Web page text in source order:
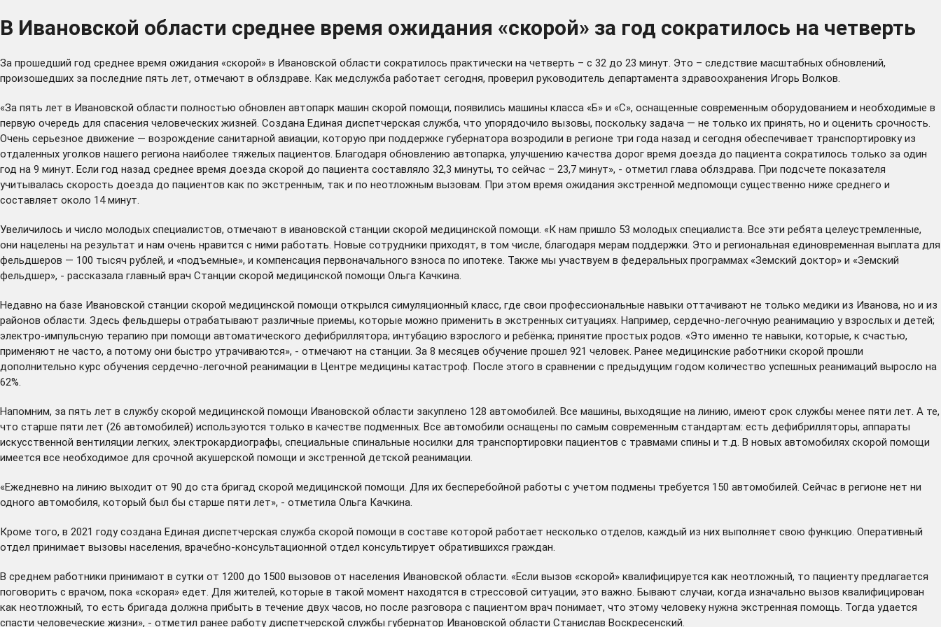
В Ивановской области среднее время ожидания «скорой» за год сократилось на четверть
За прошедший год среднее время ожидания «скорой» в Ивановской области сократилось практически на четверть – с 32 до 23 минут. Это – следствие масштабных обновлений,
произошедших за последние пять лет, отмечают в облздраве. Как медслужба работает сегодня, проверил руководитель департамента здравоохранения Игорь Волков.
«За пять лет в Ивановской области полностью обновлен автопарк машин скорой помощи, появились машины класса «Б» и «С», оснащенные современным оборудованием и необходимые в
первую очередь для спасения человеческих жизней. Создана Единая диспетчерская служба, что упорядочило вызовы, поскольку задача — не только их принять, но и оценить срочность.
Очень серьезное движение — возрождение санитарной авиации, которую при поддержке губернатора возродили в регионе три года назад и сегодня обеспечивает транспортировку из
отдаленных уголков нашего региона наиболее тяжелых пациентов. Благодаря обновлению автопарка, улучшению качества дорог время доезда до пациента сократилось только за один
год на 9 минут. Если год назад среднее время доезда скорой до пациента составляло 32,3 минуты, то сейчас – 23,7 минут», - отметил глава облздрава. При подсчете показателя
учитывалась скорость доезда до пациентов как по экстренным, так и по неотложным вызовам. При этом время ожидания экстренной медпомощи существенно ниже среднего и
составляет около 14 минут.
Увеличилось и число молодых специалистов, отмечают в ивановской станции скорой медицинской помощи. «К нам пришло 53 молодых специалиста. Все эти ребята целеустремленные,
они нацелены на результат и нам очень нравится с ними работать. Новые сотрудники приходят, в том числе, благодаря мерам поддержки. Это и региональная единовременная выплата для
фельдшеров — 100 тысяч рублей, и «подъемные», и компенсация первоначального взноса по ипотеке. Также мы участвуем в федеральных программах «Земский доктор» и «Земский
фельдшер», - рассказала главный врач Станции скорой медицинской помощи Ольга Качкина.
Недавно на базе Ивановской станции скорой медицинской помощи открылся симуляционный класс, где свои профессиональные навыки оттачивают не только медики из Иванова, но и из
районов области. Здесь фельдшеры отрабатывают различные приемы, которые можно применить в экстренных ситуациях. Например, сердечно-легочную реанимацию у взрослых и детей;
электро-импульсную терапию при помощи автоматического дефибриллятора; интубацию взрослого и ребёнка; принятие простых родов. «Это именно те навыки, которые, к счастью,
применяют не часто, а потому они быстро утрачиваются», - отмечают на станции. За 8 месяцев обучение прошел 921 человек. Ранее медицинские работники скорой прошли
дополнительно курс обучения сердечно-легочной реанимации в Центре медицины катастроф. После этого в сравнении с предыдущим годом количество успешных реанимаций выросло на
62%.
Напомним, за пять лет в службу скорой медицинской помощи Ивановской области закуплено 128 автомобилей. Все машины, выходящие на линию, имеют срок службы менее пяти лет. А те,
что старше пяти лет (26 автомобилей) используются только в качестве подменных. Все автомобили оснащены по самым современным стандартам: есть дефибрилляторы, аппараты
искусственной вентиляции легких, электрокардиографы, специальные спинальные носилки для транспортировки пациентов с травмами спины и т.д. В новых автомобилях скорой помощи
имеется все необходимое для срочной акушерской помощи и экстренной детской реанимации.
«Ежедневно на линию выходит от 90 до ста бригад скорой медицинской помощи. Для их бесперебойной работы с учетом подмены требуется 150 автомобилей. Сейчас в регионе нет ни
одного автомобиля, который был бы старше пяти лет», - отметила Ольга Качкина.
Кроме того, в 2021 году создана Единая диспетчерская служба скорой помощи в составе которой работает несколько отделов, каждый из них выполняет свою функцию. Оперативный
отдел принимает вызовы населения, врачебно-консультационной отдел консультирует обратившихся граждан.
В среднем работники принимают в сутки от 1200 до 1500 вызовов от населения Ивановской области. «Если вызов «скорой» квалифицируется как неотложный, то пациенту предлагается
поговорить с врачом, пока «скорая» едет. Для жителей, которые в такой момент находятся в стрессовой ситуации, это важно. Бывают случаи, когда изначально вызов квалифицирован
как неотложный, то есть бригада должна прибыть в течение двух часов, но после разговора с пациентом врач понимает, что этому человеку нужна экстренная помощь. Тогда удается
спасти человеческие жизни», - отметил ранее работу диспетчерской службы губернатор Ивановской области Станислав Воскресенский.